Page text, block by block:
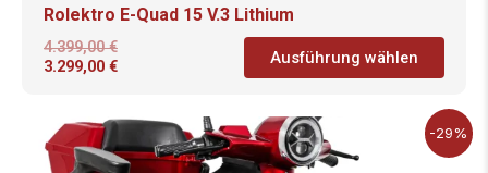
Rolektro E-Quad 15 V.3 Lithium
4.399,00€
3.299,00 € Ausführung wählen
-29%